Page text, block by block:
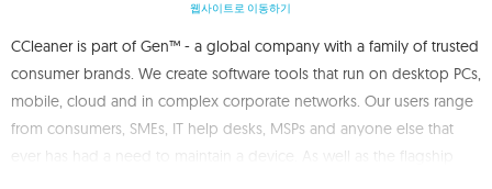
웹사이트로 이동하기
CCleaner is part of Gen™ - a global company with a family of trusted
consumer brands. We create software tools that run on desktop PCs,
mobile, cloud and in complex corporate networks. Our users range
from consumers, SMEs, IT help desks, MSPs and anyone else that
ever has had a need to maintain a device. As well as the flagship